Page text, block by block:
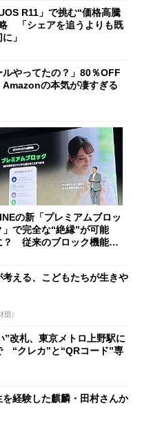
R11」で挑む“価格高騰
「シェアを追うよりも既
」
ルやってたの？」80％OFF
Amazonの本気が凄すぎる
の新「プレミアムブロッ
」で完全な“絶縁”が可能
？ 従来のブロック機能と
考える、こどもたちが生きや
）
”改札、東京メトロ上野駅に
クレカ”と“QRコード”専
経験した麒麟・田村さんか